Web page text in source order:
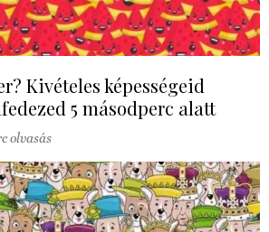
Kivételes képességeid
5 másodperc alatt
olvasás